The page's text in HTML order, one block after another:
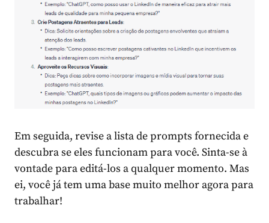
Em seguida, revise a lista de prompts fornecida e
descubra se eles funcionam para você. Sinta-se à
vontade para editá-los a qualquer momento. Mas
ei, você já tem uma base muito melhor agora para
trabalhar!